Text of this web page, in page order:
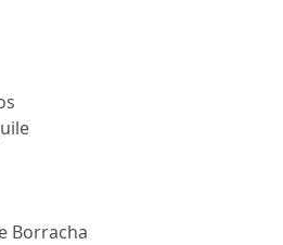
Borracha